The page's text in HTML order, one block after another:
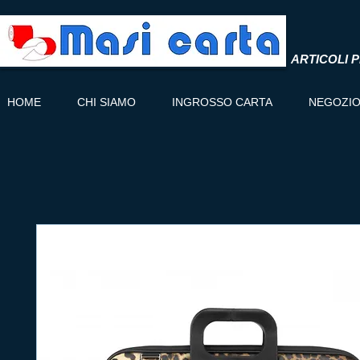
ARTICOLI
HOME CHI SIAMO INGROSSO CARTA NEGOZIO